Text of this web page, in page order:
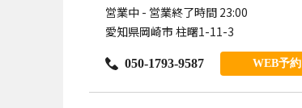
営業中 - 営業終了時間 23:00
愛知県岡崎市 柱曙1-11-3
050-1793-9587 WEB予約